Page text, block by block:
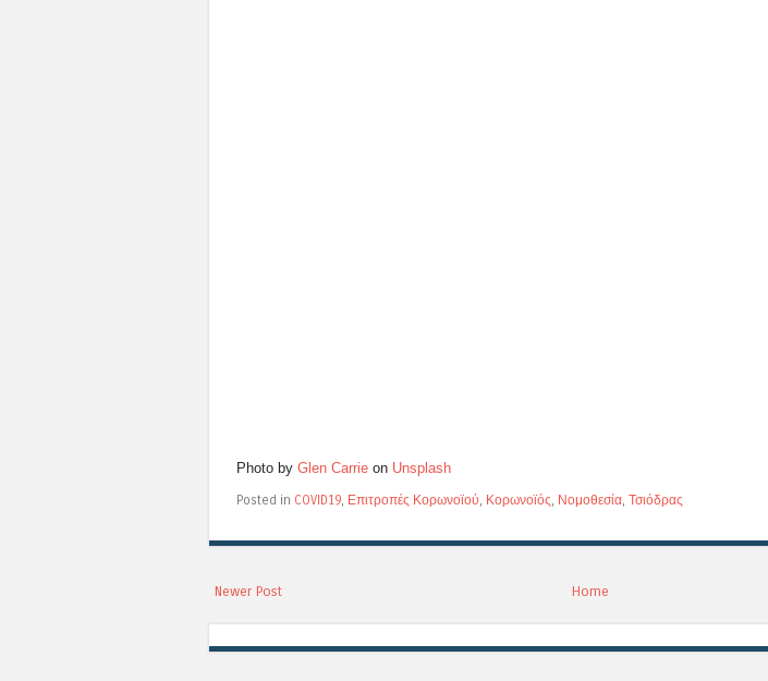
Photo by Glen Carrie on Unsplash
Posted in COVID19, Επιτροπές Κορωνοϊού, Κορωνοϊός, Νομοθεσία, Τσιόδρας
Newer Post Home